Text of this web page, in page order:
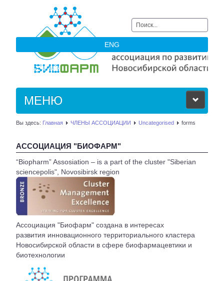
Искать...
ENG
МЕНЮ
ОБ АССОЦИАЦИИ
ЧЛЕНЫ АССОЦИАЦИИ
НОВОСТИ
АКТУАЛЬНОЕ
ВСТУПЛЕНИЕ
КОНТАКТЫ
Вы здесь: Главная ЧЛЕНЫ АССОЦИАЦИИ Uncategorised forms
АССОЦИАЦИЯ "БИОФАРМ"
“Biopharm” Assosiation – is a part of the cluster "Siberian
sciencepolis", Novosibirsk region
Ассоциация "Биофарм" создана в интересах
развития инновационного территориального кластера
Новосибирской области в сфере биофармацевтики и
биотехнологии